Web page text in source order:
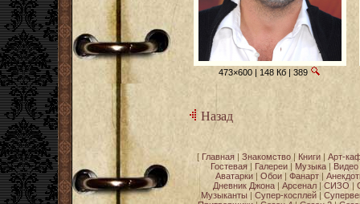
473×600 | 148 Кб | 389
Назад
[ Главная| Знакомство| Книги| Арт-
Гостевая | Галереи | Музыка | Видео
Аватарки | Обои | Фанарт |
Дневник Джона| Арсенал| СИЗО |
Музыканты | Супер-косплей |